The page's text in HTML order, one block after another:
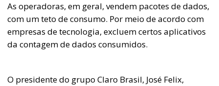
As operadoras, em geral, vendem pacotes de dados,
com um teto de consumo. Por meio de acordo com
empresas de tecnologia, excluem certos aplicativos
da contagem de dados consumidos.
O presidente do grupo Claro Brasil, José Felix,